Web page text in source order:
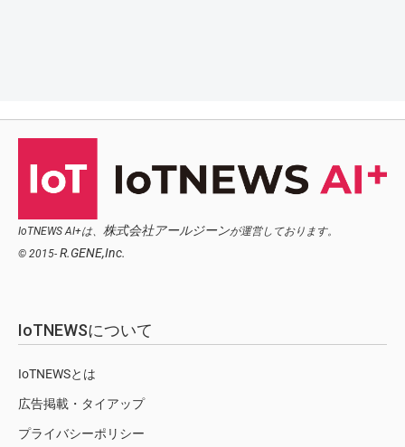
IoTNEWS AI+は、 株式会社アールジーンが運営しております。
© 2015- R.GENE,Inc.
IoTNEWSについて
IoTNEWSとは
広告掲載・タイアップ
プライバシーポリシー